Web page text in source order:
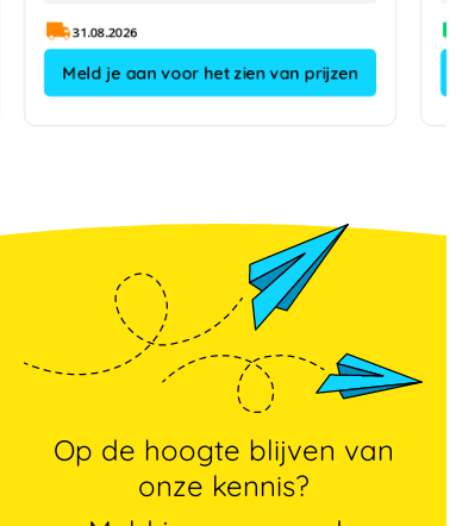
31.08.2026
Meld je aan voor het zien van prijzen
Op de hoogte blijven van
onze kennis?